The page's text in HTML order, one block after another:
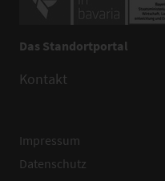
Das Standortportal
Kontakt
Impressum
Datenschutz